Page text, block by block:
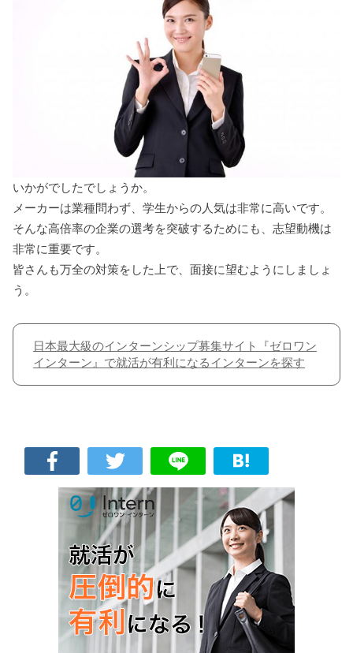
いかがでしたでしょうか。
メーカーは業種問わず、学生からの人気は非常に高いです。
そんな高倍率の企業の選考を突破するためにも、志望動機は
非常に重要です。
皆さんも万全の対策をした上で、面接に望むようにしましょ
う。
日本最大級のインターンシップ募集サイト『ゼロワン
インターン』で就活が有利になるインターンを探す